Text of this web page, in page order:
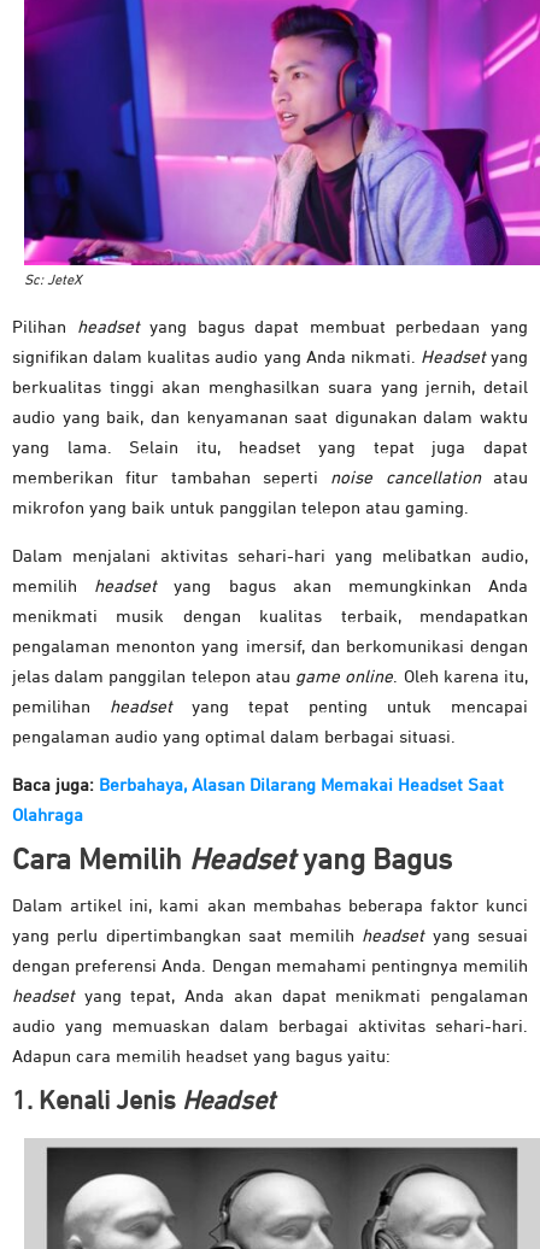
Sc: JeteX
Pilihan headsetyang bagus dapat membuat perbedaan yang
signifikan dalam kualitas audio yang Anda nikmati. Headsetyang
berkualitas tinggi akan menghasilkan suara yang jernih, detail
audio yang baik, dan kenyamanan saat digunakan dalam waktu
yang lama. Selain itu, headset yang tepat juga dapat
memberikan fitur tambahan seperti noise cancellationatau
mikrofon yang baik untuk panggilan telepon atau gaming.
Dalam menjalani aktivitas sehari-hari yang melibatkan audio,
memilih headsetyang bagus akan memungkinkan Anda
menikmati musik dengan kualitas terbaik, mendapatkan
pengalaman menonton yang imersif, dan berkomunikasi dengan
jelas dalam panggilan telepon atau game online. Oleh karena itu,
pemilihan headsetyang tepat penting untuk mencapai
pengalaman audio yang optimal dalam berbagai situasi.
Baca juga: Berbahaya, Alasan Dilarang Memakai Headset Saat
Olahraga
Cara Memilih Headsetyang Bagus
Dalam artikel ini, kami akan membahas beberapa faktor kunci
yang perlu dipertimbangkan saat memilih headsetyang sesuai
dengan preferensi Anda. Dengan memahami pentingnya memilih
headsetyang tepat, Anda akan dapat menikmati pengalaman
audio yang memuaskan dalam berbagai aktivitas sehari-hari.
Adapun cara memilih headset yang bagus yaitu:
1. Kenali Jenis Headset